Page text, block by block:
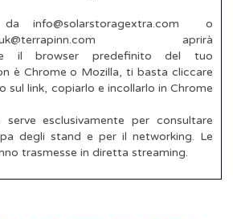
info@solarstoragextra.com o
aprirà
il browser predefinito del tuo
è Chrome o Mozilla, ti basta cliccare
sul link, copiarlo e incollarlo in Chrome
serve esclusivamente per consultare
degli stand e per il networking. Le
trasmesse in diretta streaming.